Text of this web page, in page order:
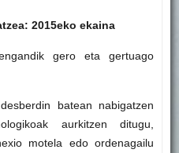
2015eko ekaina
gero eta gertuago
batean nabigatzen
aurkitzen ditugu,
motela edo ordenagailu